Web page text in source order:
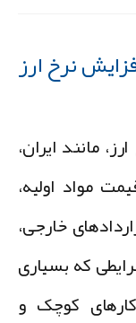
نرخ ارز
ایران،
اولیه،
خارجی،
که بسیاری
کوچک و